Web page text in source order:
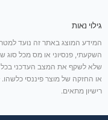
גילוי נאות
המידע המוצג באתר זה נועד
השקעתי, פנסיוני או מס מכל סוג
שלא לשקף את המצב העדכני בכל
או החזקה של מוצר פיננסי
רישיון מתאים.